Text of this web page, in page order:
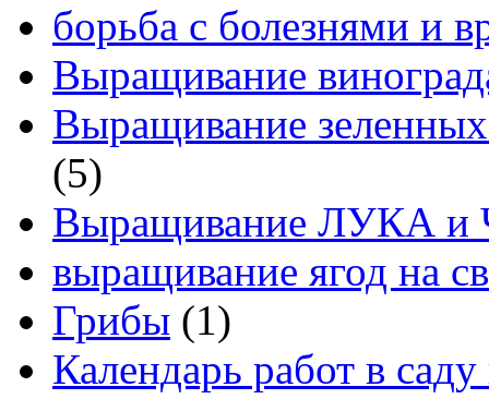
борьба с болезнями и
Выращивание
Выращивание
(5)
Выращивание ЛУКА
выращивание ягод на
Грибы (1)
Календарь работ в